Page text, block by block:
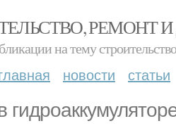
РЕМОНТ
на тему
новости статьи